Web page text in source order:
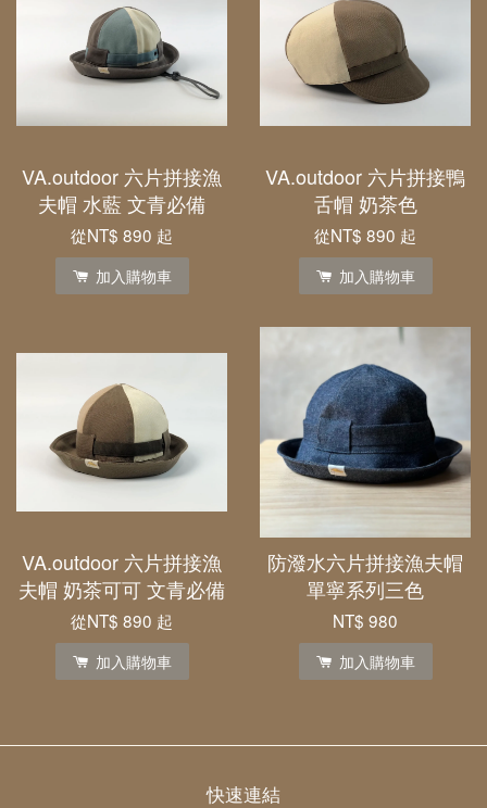
VA.outdoor 六片拼接漁
夫帽 水藍 文青必備
從NT$ 890 起
加入購物車
VA.outdoor 六片拼接鴨
舌帽 奶茶色
從NT$ 890 起
加入購物車
VA.outdoor 六片拼接漁
夫帽 奶茶可可 文青必備
從NT$ 890 起
加入購物車
防潑水六片拼接漁夫帽
單寧系列三色
NT$ 980
加入購物車
快速連結